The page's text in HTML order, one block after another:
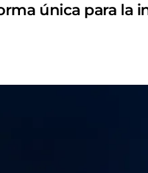
única para la